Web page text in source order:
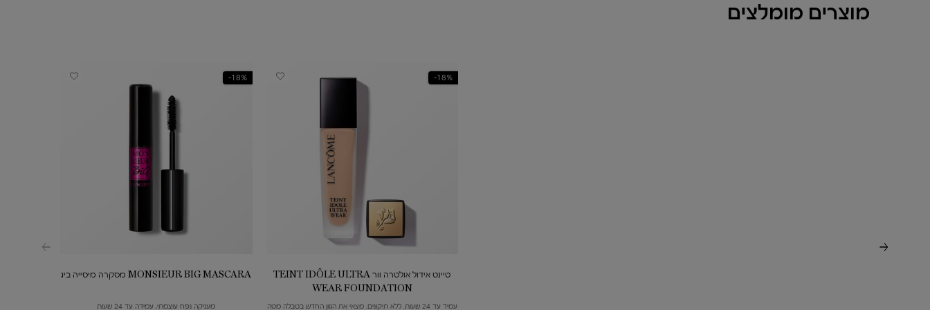
מוצרים מומלצים
18%-
טיינט אידול אולטרה וור TEINT IDÔLE ULTRA
WEAR FOUNDATION
עמיד עד 24 שעות. ללא תיקונים. מצאי את הגוון החדש בטבלה מטה
18%-
MONSIEUR BIG MASCARA מסקרה מיסייה ביג
מעניקה נפח עוצמתי, עמידה עד 24 שעות